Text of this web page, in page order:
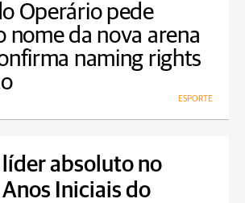
Operário pede
nome da nova arena
naming rights
ESPORTE
líder absoluto no
Anos Iniciais do